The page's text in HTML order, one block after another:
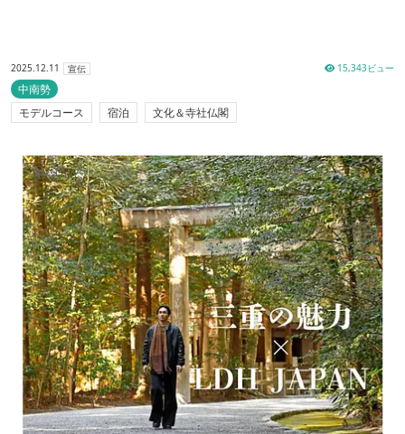
2025.12.11 宣伝 15,343ビュー
中南勢
モデルコース
宿泊 文化＆寺社仏閣